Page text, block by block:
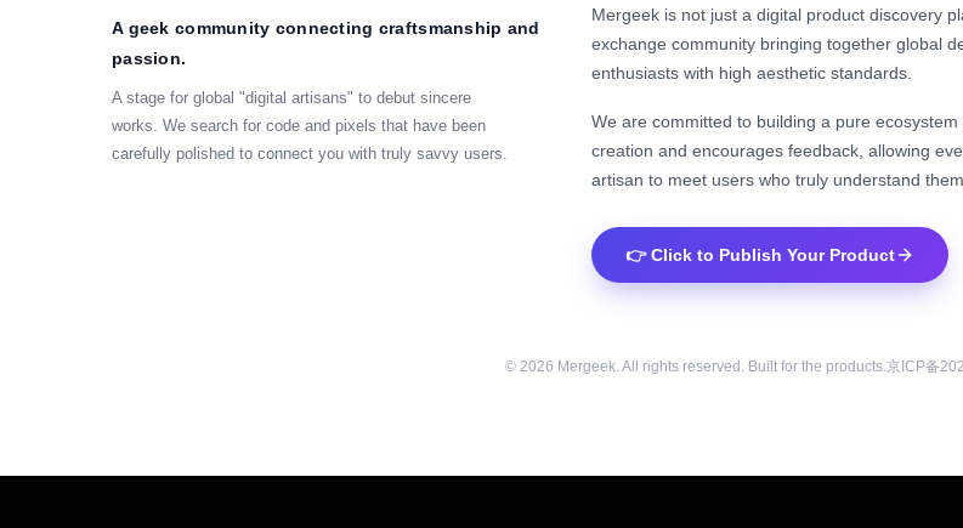
A geek community connecting craftsmanship and
passion.
A stage for global "digital artisans" to debut sincere
works. We search for code and pixels that have been
carefully polished to connect you with truly savvy users.
Mergeek is not just a digital product discovery
exchange community bringing together global
enthusiasts with high aesthetic standards.
We are committed to building a pure
creation and encourages feedback, allowing
artisan to meet users who truly understand
👉 Click to Publish Your Product
© 2026 Mergeek. All rights reserved. Built for the products.京ICP备